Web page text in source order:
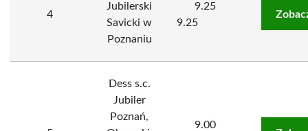
4
Jubilerski
Savicki w
Poznaniu
9.25
9.25
Dess s.c.
Jubiler
Poznań,
9.00